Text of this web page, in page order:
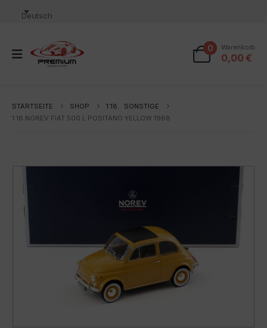
Deutsch
0 Warenkorb
0,00 €
STARTSEITE SHOP 1:18,
SONSTIGE
1:18 NOREV FIAT 500 L POSITANO YELLOW 1968